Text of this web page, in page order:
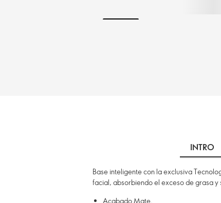
INTRO
Base inteligente con la exclusiva
facial, absorbiendo el exceso de grasa
Acabado Mate.